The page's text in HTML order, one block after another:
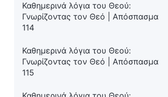
Καθημερινά λόγια του Θεού:
Γνωρίζοντας τον Θεό | Απόσπασμα
114
Καθημερινά λόγια του Θεού:
Γνωρίζοντας τον Θεό | Απόσπασμα
115